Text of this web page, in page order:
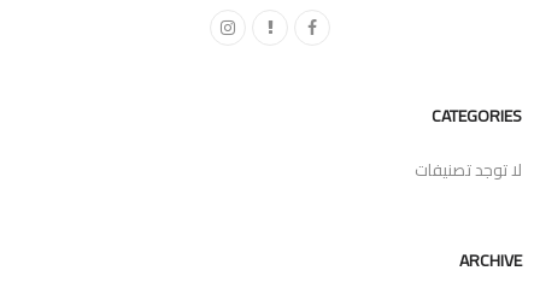
CATEGORIES
لا توجد تصنيفات
ARCHIVE